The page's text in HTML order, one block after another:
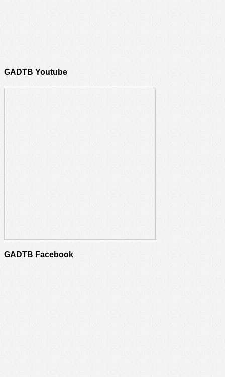
GADTB Youtube
GADTB Facebook